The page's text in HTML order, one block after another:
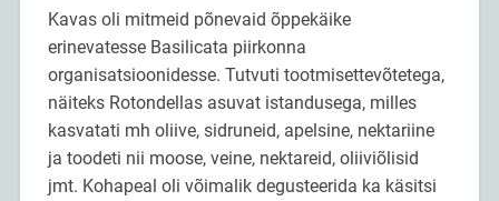
Kavas oli mitmeid põnevaid õppekäike
erinevatesse Basilicata piirkonna
organisatsioonidesse. Tutvuti tootmisettevõtetega,
näiteks Rotondellas asuvat istandusega, milles
kasvatati mh oliive, sidruneid, apelsine, nektariine
ja toodeti nii moose, veine, nektareid, oliiviõlisid
jmt. Kohapeal oli võimalik degusteerida ka käsitsi